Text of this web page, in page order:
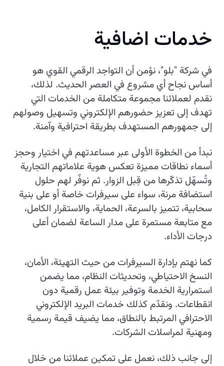
خدمات اضافية
في شركة "بلو"، نؤمن أن التواجد الرقمي القوي هو
أساس نجاح أي مشروع في العصر الحديث. لذلك،
نقدم لعملائنا مجموعة متكاملة من الخدمات التي
تهدف إلى تعزيز حضورهم الإلكتروني وتسهيل وصولهم
إلى جمهورهم المستهدف بطريقة احترافية وآمنة.
نبدأ من الخطوة الأولى عبر مساعدتهم في اختيار وحجز
أسماء نطاقات مميزة تعكس هوية علاماتهم التجارية
وتُسهّل تذكّرها من قِبل الزوار. ثم نوفّر لهم حلول
استضافة مرنة، سواء على سيرفرات خاصة أو على بنية
سحابية، تتميز بالسرعة، الحماية، والاستقرار الكامل،
مع متابعة مستمرة على مدار الساعة لضمان أعلى
درجات الأداء.
كما نهتم بإدارة السيرفرات من حيث التهيئة، الأمان،
النسخ الاحتياطي، وتحديثات النظام، مما يضمن
استمرارية الخدمة وتوفير بيئة عمل رقمية دون
انقطاعات. ونقدّم كذلك خدمات البريد الإلكتروني
الاحترافي المرتبط بالنطاق، مما يضيف قيمة رسمية
ومهنية لمراسلات الشركات.
إلى جانب ذلك، نعمل على تمكين عملائنا من خلال